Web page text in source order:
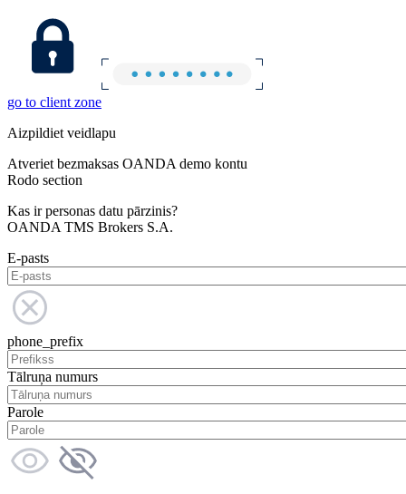
go to client zone
Aizpildiet veidlapu
Atveriet bezmaksas OANDA demo kontu
Rodo section
Kas ir personas datu pārzinis?
OANDA TMS Brokers S.A.
E-pasts
phone_prefix
Tālruņa numurs
Parole